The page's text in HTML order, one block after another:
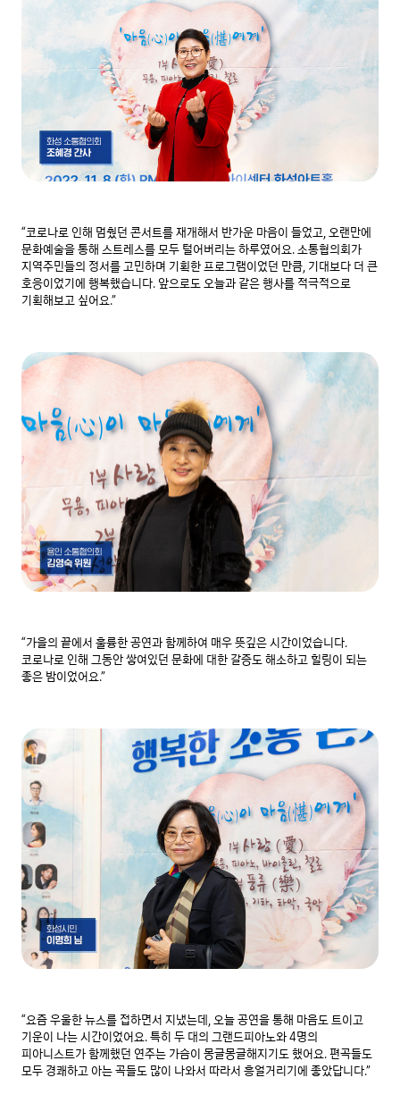
“코로나로 인해 멈췄던 콘서트를 재개해서 반가운 마음이 들었고, 오랜만에
문화예술을 통해 스트레스를 모두 털어버리는 하루였어요. 소통협의회가
지역주민들의 정서를 고민하며 기획한 프로그램이었던 만큼, 기대보다 더 큰
호응이었기에 행복했습니다. 앞으로도 오늘과 같은 행사를 적극적으로
기획해보고 싶어요.”
“가을의 끝에서 훌륭한 공연과 함께하여 매우 뜻깊은 시간이었습니다.
코로나로 인해 그동안 쌓여있던 문화에 대한 갈증도 해소하고 힐링이 되는
좋은 밤이었어요.”
“요즘 우울한 뉴스를 접하면서 지냈는데, 오늘 공연을 통해 마음도 트이고
기운이 나는 시간이었어요. 특히 두 대의 그랜드피아노와 4명의
피아니스트가 함께했던 연주는 가슴이 몽글몽글해지기도 했어요. 편곡들도
모두 경쾌하고 아는 곡들도 많이 나와서 따라서 흥얼거리기에 좋았답니다.”